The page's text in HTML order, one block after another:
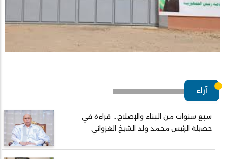
آراء
سبع سنوات من البناء والإصلاح... قراءة في
حصيلة الرئيس محمد ولد الشيخ الغزواني